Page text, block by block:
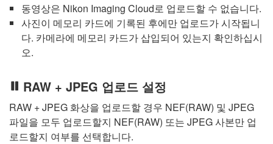
동영상은 Nikon Imaging Cloud로 업로드할 수 없습니다.
사진이 메모리 카드에 기록된 후에만 업로드가 시작됩니
다. 카메라에 메모리 카드가 삽입되어 있는지 확인하십시
오.
RAW + JPEG 업로드 설정
RAW + JPEG 화상을 업로드할 경우 NEF(RAW) 및 JPEG
파일을 모두 업로드할지 NEF(RAW) 또는 JPEG 사본만 업
로드할지 여부를 선택합니다.